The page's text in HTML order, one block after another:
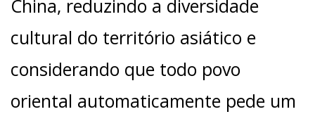
China, reduzindo a diversidade
cultural do território asiático e
considerando que todo povo
oriental automaticamente pede um